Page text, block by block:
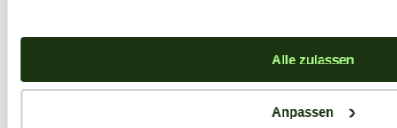
Alle zulassen
Anpassen